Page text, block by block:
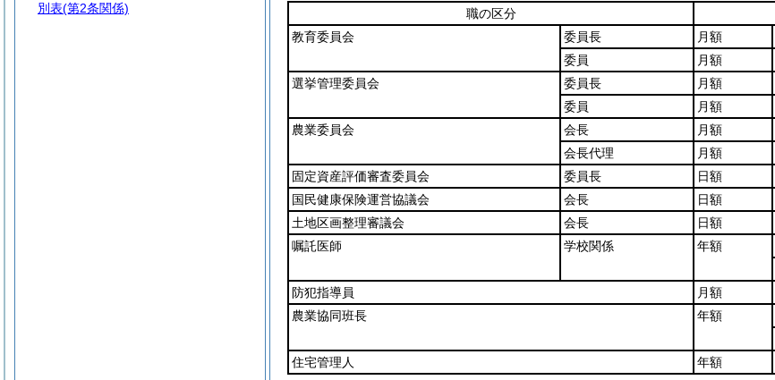
職の区分
教育委員会
委員長 月額
委員
月額
選挙管理委員会
委員長 月額
委員
月額
農業委員会
会長 月額
会長代理
月額
固定資産評価審査委員会
委員長 日額
国民健康保険運営協議会
会長 日額
土地区画整理審議会
会長 日額
嘱託医師
学校関係 年額
防犯指導員
月額
農業協同班長
年額
住宅管理人
年額
別表(第2条関係)